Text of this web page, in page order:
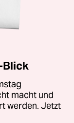
Blick
macht und
werden. Jetzt